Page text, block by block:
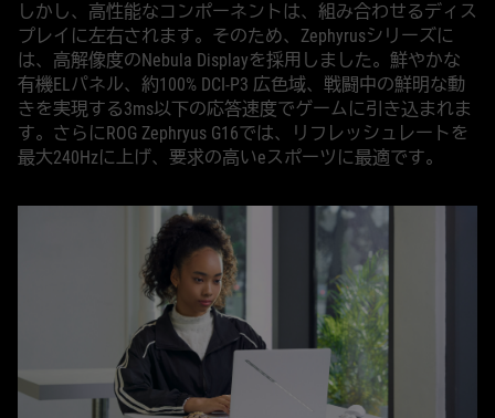
しかし、高性能なコンポーネントは、組み合わせるディス
プレイに左右されます。そのため、Zephyrusシリーズに
は、高解像度のNebula Displayを採用しました。鮮やかな
有機ELパネル、約100% DCI-P3 広色域、戦闘中の鮮明な動
きを実現する3ms以下の応答速度でゲームに引き込まれま
す。さらにROG Zephryus G16では、リフレッシュレートを
最大240Hzに上げ、要求の高いeスポーツに最適です。